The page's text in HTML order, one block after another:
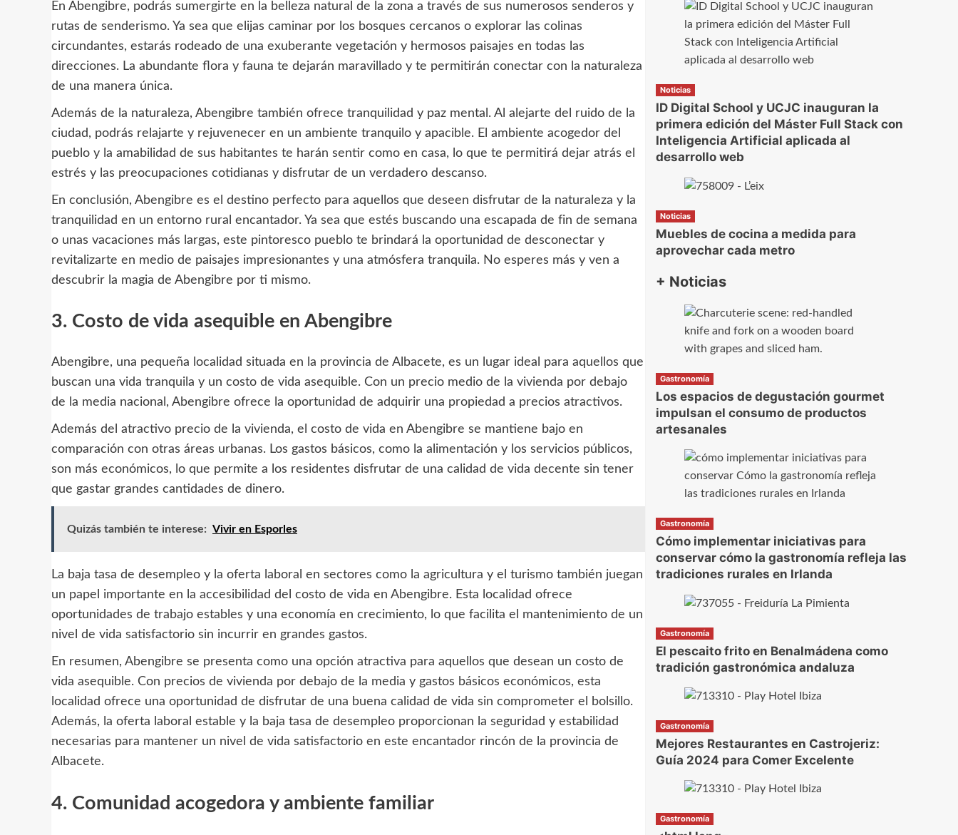
En Abengibre, podrás sumergirte en la belleza natural de la zona a través de sus numerosos senderos y
rutas de senderismo. Ya sea que elijas caminar por los bosques cercanos o explorar las colinas
circundantes, estarás rodeado de una exuberante vegetación y hermosos paisajes en todas las
direcciones. La abundante flora y fauna te dejarán maravillado y te permitirán conectar con la naturaleza
de una manera única.
Además de la naturaleza, Abengibre también ofrece tranquilidad y paz mental. Al alejarte del ruido de la
ciudad, podrás relajarte y rejuvenecer en un ambiente tranquilo y apacible. El ambiente acogedor del
pueblo y la amabilidad de sus habitantes te harán sentir como en casa, lo que te permitirá dejar atrás el
estrés y las preocupaciones cotidianas y disfrutar de un verdadero descanso.
En conclusión, Abengibre es el destino perfecto para aquellos que deseen disfrutar de la naturaleza y la
tranquilidad en un entorno rural encantador. Ya sea que estés buscando una escapada de fin de semana
o unas vacaciones más largas, este pintoresco pueblo te brindará la oportunidad de desconectar y
revitalizarte en medio de paisajes impresionantes y una atmósfera tranquila. No esperes más y ven a
descubrir la magia de Abengibre por ti mismo.
3. Costo de vida asequible en Abengibre
Abengibre, una pequeña localidad situada en la provincia de Albacete, es un lugar ideal para aquellos que
buscan una vida tranquila y un costo de vida asequible. Con un precio medio de la vivienda por debajo
de la media nacional, Abengibre ofrece la oportunidad de adquirir una propiedad a precios atractivos.
Además del atractivo precio de la vivienda, el costo de vida en Abengibre se mantiene bajo en
comparación con otras áreas urbanas. Los gastos básicos, como la alimentación y los servicios públicos,
son más económicos, lo que permite a los residentes disfrutar de una calidad de vida decente sin tener
que gastar grandes cantidades de dinero.
Quizás también te interese: Vivir en Esporles
La baja tasa de desempleo y la oferta laboral en sectores como la agricultura y el turismo también juegan
un papel importante en la accesibilidad del costo de vida en Abengibre. Esta localidad ofrece
oportunidades de trabajo estables y una economía en crecimiento, lo que facilita el mantenimiento de un
nivel de vida satisfactorio sin incurrir en grandes gastos.
En resumen, Abengibre se presenta como una opción atractiva para aquellos que desean un costo de
vida asequible. Con precios de vivienda por debajo de la media y gastos básicos económicos, esta
localidad ofrece una oportunidad de disfrutar de una buena calidad de vida sin comprometer el bolsillo.
Además, la oferta laboral estable y la baja tasa de desempleo proporcionan la seguridad y estabilidad
necesarias para mantener un nivel de vida satisfactorio en este encantador rincón de la provincia de
Albacete.
4. Comunidad acogedora y ambiente familiar
Noticias
ID Digital School y UCJC inauguran la
primera edición del Máster Full Stack con
Inteligencia Artificial aplicada al
desarrollo web
Noticias
Muebles de cocina a medida para
aprovechar cada metro
+ Noticias
Gastronomía
Los espacios de degustación gourmet
impulsan el consumo de productos
artesanales
Gastronomía
Cómo implementar iniciativas para
conservar cómo la gastronomía refleja las
tradiciones rurales en Irlanda
Gastronomía
El pescaito frito en Benalmádena como
tradición gastronómica andaluza
Gastronomía
Mejores Restaurantes en Castrojeriz:
Guía 2024 para Comer Excelente
Gastronomía